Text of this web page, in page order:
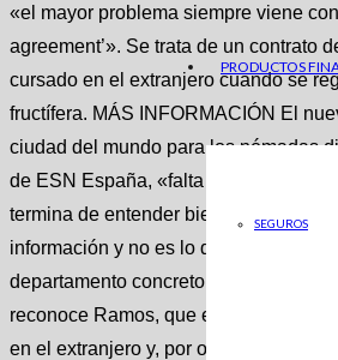
PRODUCTOS
SEGUROS
«el mayor problema siempre viene
agreement’». Se trata de un contrato
cursado en el extranjero cuando se
fructífera. MÁS INFORMACIÓN El
ciudad del mundo para los nómadas
de ESN España, «falta mucha más
termina de entender bien el
información y no es lo que se explica
departamento concreto de la
reconoce Ramos, que explica que
en el extranjero y, por otra parte, se